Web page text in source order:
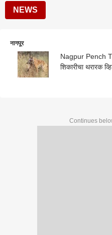
NEWS
नागपूर
Nagpur Pench
शिकारीचा थरारक
Continues